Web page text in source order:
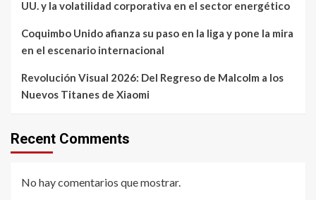
UU. y la volatilidad corporativa en el sector energético
Coquimbo Unido afianza su paso en la liga y pone la mira
en el escenario internacional
Revolución Visual 2026: Del Regreso de Malcolm a los
Nuevos Titanes de Xiaomi
Recent Comments
No hay comentarios que mostrar.